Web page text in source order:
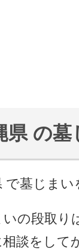
県 の墓
で墓じまい
いの段取り
談をして